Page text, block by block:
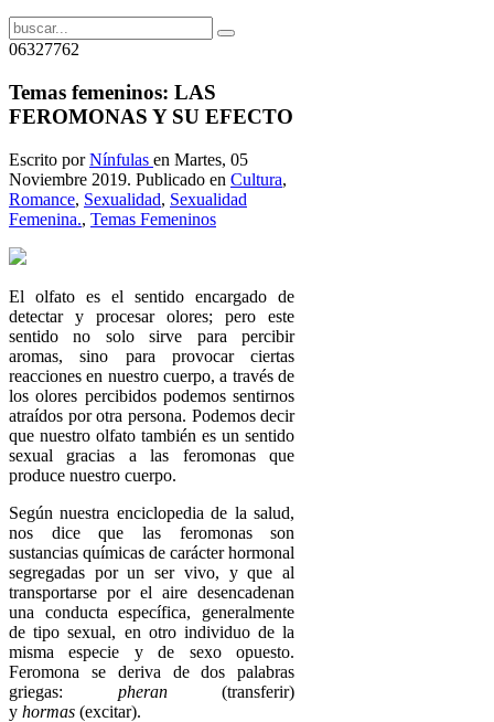
06327762
Temas femeninos: LAS
FEROMONAS Y SU EFECTO
Escrito porNínfulas en Martes, 05
Noviembre 2019. Publicado en Cultura,
Romance, Sexualidad, Sexualidad
Femenina., Temas Femeninos
El olfato es el sentido encargado de
detectar y procesar olores; pero este
sentido no solo sirve para percibir
aromas, sino para provocar ciertas
reacciones en nuestro cuerpo, a través de
los olores percibidos podemos sentirnos
atraídos por otra persona. Podemos decir
que nuestro olfato también es un sentido
sexual gracias a las feromonas que
produce nuestro cuerpo.
Según nuestra enciclopedia de la salud,
nos dice que las feromonas son
sustancias químicas de carácter hormonal
segregadas por un ser vivo, y que al
transportarse por el aire desencadenan
una conducta específica, generalmente
de tipo sexual, en otro individuo de la
misma especie y de sexo opuesto.
Feromona se deriva de dos palabras
griegas: pheran(transferir)
y hormas (excitar).